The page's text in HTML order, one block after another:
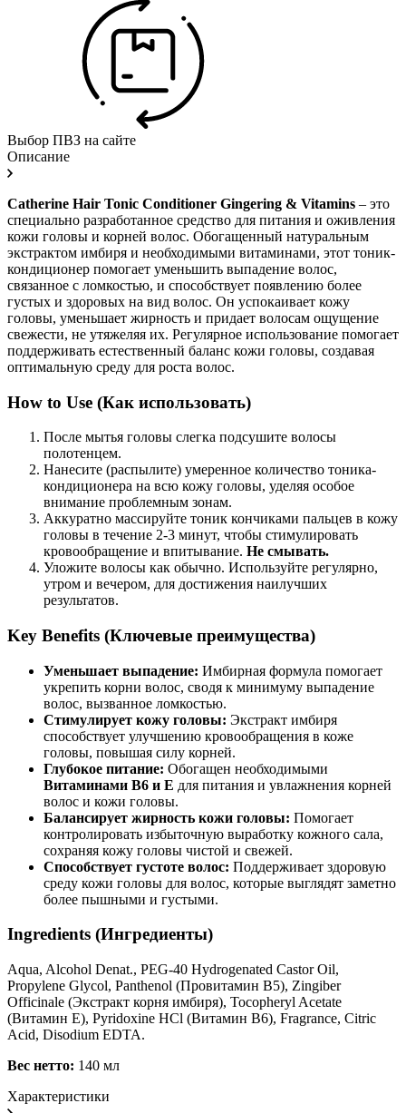
Выбор ПВЗ на сайте
Описание
Catherine Hair Tonic Conditioner Gingering & Vitamins – это
специально разработанное средство для питания и оживления
кожи головы и корней волос. Обогащенный натуральным
экстрактом имбиря и необходимыми витаминами, этот тоник-
кондиционер помогает уменьшить выпадение волос,
связанное с ломкостью, и способствует появлению более
густых и здоровых на вид волос. Он успокаивает кожу
головы, уменьшает жирность и придает волосам ощущение
свежести, не утяжеляя их. Регулярное использование помогает
поддерживать естественный баланс кожи головы, создавая
оптимальную среду для роста волос.
How to Use (Как использовать)
После мытья головы слегка подсушите волосы
полотенцем.
Нанесите (распылите) умеренное количество тоника-
кондиционера на всю кожу головы, уделяя особое
внимание проблемным зонам.
Аккуратно массируйте тоник кончиками пальцев в кожу
головы в течение 2-3 минут, чтобы стимулировать
кровообращение и впитывание. Не смывать.
Уложите волосы как обычно. Используйте регулярно,
утром и вечером, для достижения наилучших
результатов.
Key Benefits (Ключевые преимущества)
Уменьшает выпадение: Имбирная формула помогает
укрепить корни волос, сводя к минимуму выпадение
волос, вызванное ломкостью.
Стимулирует кожу головы: Экстракт имбиря
способствует улучшению кровообращения в коже
головы, повышая силу корней.
Глубокое питание: Обогащен необходимыми
Витаминами B6 и E для питания и увлажнения корней
волос и кожи головы.
Балансирует жирность кожи головы: Помогает
контролировать избыточную выработку кожного сала,
сохраняя кожу головы чистой и свежей.
Способствует густоте волос: Поддерживает здоровую
среду кожи головы для волос, которые выглядят заметно
более пышными и густыми.
Ingredients (Ингредиенты)
Aqua, Alcohol Denat., PEG-40 Hydrogenated Castor Oil,
Propylene Glycol, Panthenol (Провитамин B5), Zingiber
Officinale (Экстракт корня имбиря), Tocopheryl Acetate
(Витамин E), Pyridoxine HCl (Витамин B6), Fragrance, Citric
Acid, Disodium EDTA.
Вес нетто: 140 мл
Характеристики